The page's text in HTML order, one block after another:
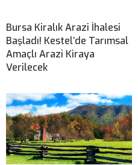
Bursa Kiralık Arazi İhalesi
Başladı! Kestel’de Tarımsal
Amaçlı Arazi Kiraya
Verilecek